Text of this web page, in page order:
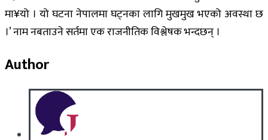
मा¥यो । यो घटना नेपालमा घट्नका लागि मुखमुख भएको अवस्था छ
।’ नाम नबताउने सर्तमा एक राजनीतिक विश्लेषक भन्दछन् ।
Author